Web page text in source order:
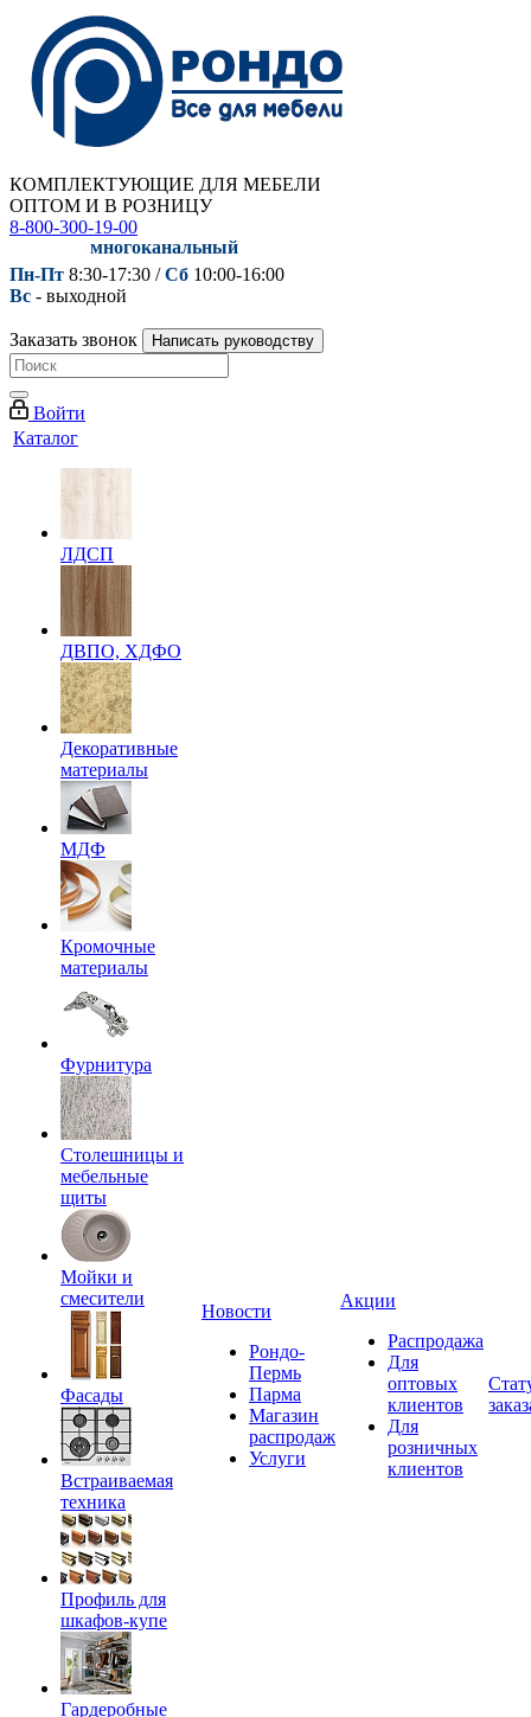
КОМПЛЕКТУЮЩИЕ ДЛЯ МЕБЕЛИ
ОПТОМ И В РОЗНИЦУ
8-800-300-19-00
многоканальный
Пн-Пт 8:30-17:30 /Сб 10:00-16:00
Вс - выходной
Заказать звонок Написать руководству
Войти
Каталог
ЛДСП
ДВПО, ХДФО
Декоративные
материалы
МДФ
Кромочные
материалы
Фурнитура
Столешницы и
мебельные
щиты
Мойки и
смесители
Фасады
Встраиваемая
техника
Профиль для
шкафов-купе
Гардеробные
Новости
Рондо-
Пермь
Парма
Магазин
распродаж
Услуги
Акции
Распродажа
Для
оптовых
клиентов
Для
розничных
клиентов